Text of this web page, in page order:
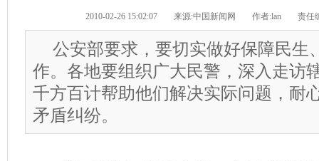
2010-02-26 15:02:07 来源:中国新闻网 作者:lan 责任
公安部要求，要切实做好保障民生
作。各地要组织广大民警，深入走访
千方百计帮助他们解决实际问题，耐
矛盾纠纷。